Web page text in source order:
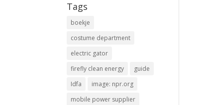
Tags
boekje
costume department
electric gator
firefly clean energy
guide
Idfa
image: npr.org
mobile power supplier